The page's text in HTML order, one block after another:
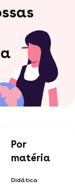
Por
matéria
Didática